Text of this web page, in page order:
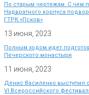
По старым чертежам. С чем
Надвратного корпуса
ГТРК «Псков»
13 июня, 2023
Полным ходом идет
Печерского монастыря
11 июня, 2023
Денис Василенко выступил
VI Всероссийского